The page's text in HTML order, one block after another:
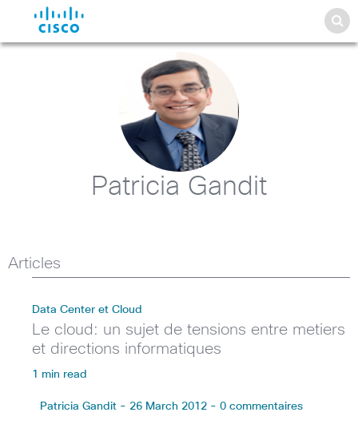
Patricia Gandit
Articles
Data Center et Cloud
Le cloud: un sujet de tensions entre metiers
et directions informatiques
1 min read
Patricia Gandit - 26 March 2012 - 0 commentaires